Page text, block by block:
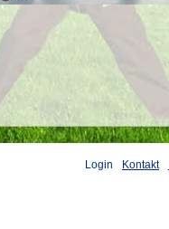
Login Kontakt